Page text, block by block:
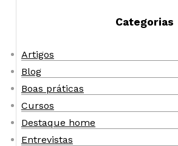
Categorias
Artigos
Blog
Boas práticas
Cursos
Destaque home
Entrevistas